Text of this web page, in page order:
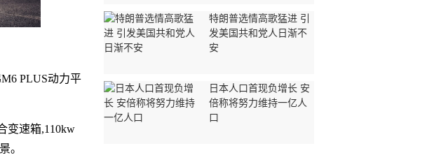
PLUS动力平
变速箱,110kw
。
特朗普选情高歌猛进 引
发美国共和党人日渐不
安
日本人口首现负增长 安
倍称将努力维持一亿人
口